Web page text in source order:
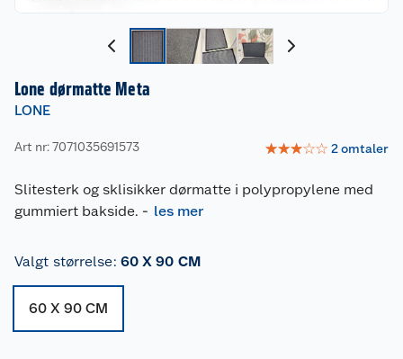
Lone dørmatte Meta
LONE
Art nr: 7071035691573 ☆☆☆☆☆ 2omtaler
Slitesterk og sklisikker dørmatte i polypropylene med
gummiert bakside. - les mer
Valgt størrelse: 60 X 90 CM
60 X 90 CM